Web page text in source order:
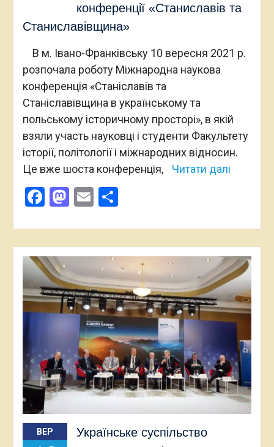
конференції «Станиславів та
Станиславівщина»
В м. Івано-Франківську 10 вересня 2021 р.
розпочала роботу Міжнародна наукова
конференція «Станіславів та
Станіславівщина в українському та
польському історичному просторі», в якій
взяли участь науковці і студенти Факультету
історії, політології і міжнародних відносин.
Це вже шоста конференція,
Читати далі
Facebook
Mastodon
EmailПоділитися
ВЕР
Українське суспільство